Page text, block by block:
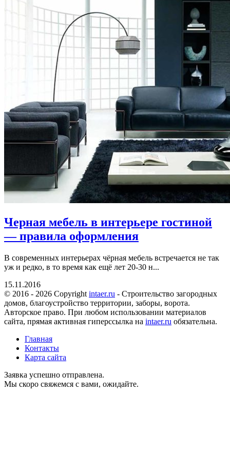
Черная мебель в интерьере гостиной
— правила оформления
В современных интерьерах чёрная мебель встречается не так
уж и редко, в то время как ещё лет 20-30 н...
15.11.2016
© 2016 - 2026 Copyright intaer.ru - Cтроительство загородных
домов, благоустройство территории, заборы, ворота.
Авторское право. При любом использовании материалов
сайта, прямая активная гиперссылка на intaer.ru обязательна.
Главная
Контакты
Карта сайта
Заявка успешно отправлена.
Мы скоро свяжемся с вами, ожидайте.